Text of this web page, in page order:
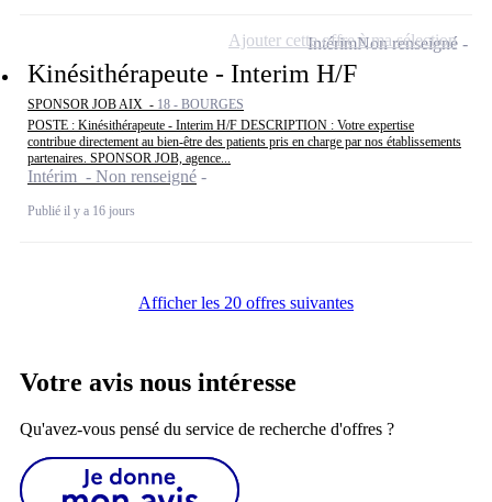
Kinésithérapeute - Interim H/F
SPONSOR JOB AIX - 18 - BOURGES
POSTE : Kinésithérapeute - Interim H/F DESCRIPTION : Votre expertise
contribue directement au bien-être des patients pris en charge par nos établissements
partenaires. SPONSOR JOB, agence...
Intérim - Non renseigné
Publié il y a 16 jours
IntérimNon renseigné
Ajouter cette offre à ma sélection
Afficher les 20 offres suivantes
Votre avis nous intéresse
Qu'avez-vous pensé du service de recherche d'offres ?